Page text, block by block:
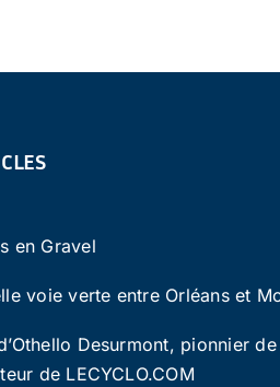
en Gravel
voie verte entre Orléans et
Desurmont, pionnier de
de LECYCLO.COM